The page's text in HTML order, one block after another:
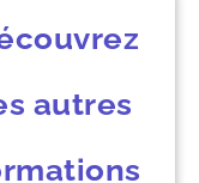
autres